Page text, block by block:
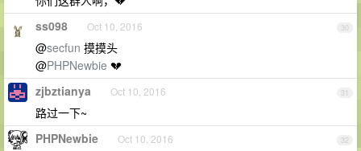
30
ss098 Oct 10, 2016
@secfun 摸摸头
@PHPNewbie 💔
31
zjbztianya Oct 10, 2016
路过一下~
32
PHPNewbie Oct 10, 2016